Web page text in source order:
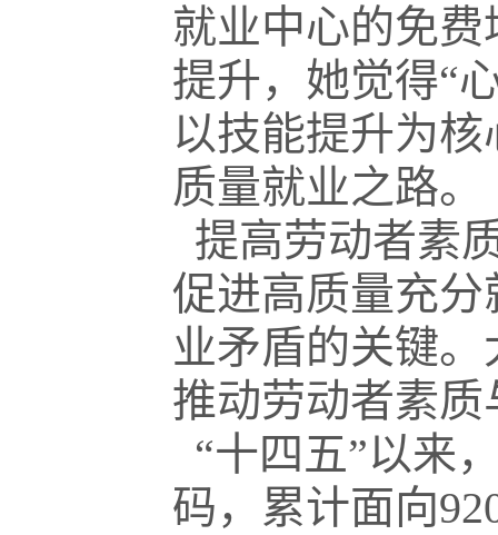
就业中心的免
提升，她觉得“
以技能提升为
质量就业之路。
提高劳动者素
促进高质量充
业矛盾的关键
推动劳动者素
“十四五”以来
码，累计面向